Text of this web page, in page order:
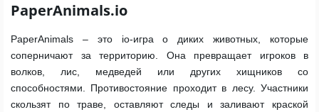
PaperAnimals.io
PaperAnimals – это io-игра о диких животных, которые
соперничают за территорию. Она превращает игроков в
волков, лис, медведей или других хищников со
способностями. Противостояние проходит в лесу. Участники
скользят по траве, оставляют следы и заливают краской